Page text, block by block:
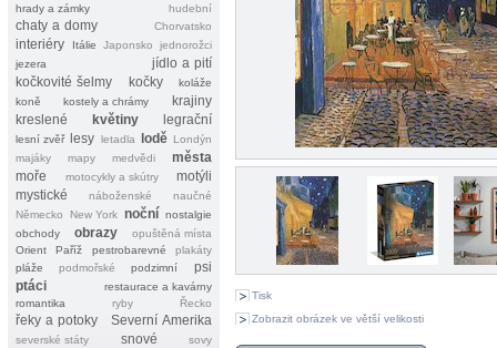
hrady a zámky hudební
chaty a domy Chorvatsko
interiéry Itálie Japonsko
jednorožci
jezera
jídlo a pití
kočkovité šelmy
kočky
koláže
koně
kostely a chrámy
krajiny
kreslené
květiny legrační
lesní zvěř lesy letadla lodě Londýn
majáky
mapy medvědi
města
moře
motocykly a skútry
motýli
mystické
náboženské
naučné
Německo
New York noční nostalgie
obchody
obrazy
opuštěná místa
Orient
Paříž pestrobarevné
plakáty
pláže
podmořské podzimní
psi
ptáci
restaurace a kavárny
romantika
ryby Řecko
řeky a potoky Severní Amerika
severské státy snové
sovy
Tisk
Zobrazit obrázek ve větší velikosti